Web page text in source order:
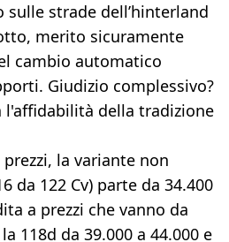
strade dell’hinterland
merito sicuramente
cambio automatico
Giudizio complessivo?
della tradizione
la variante non
da 122 Cv) parte da 34.400
a prezzi che vanno da
118d da 39.000 a 44.000 e